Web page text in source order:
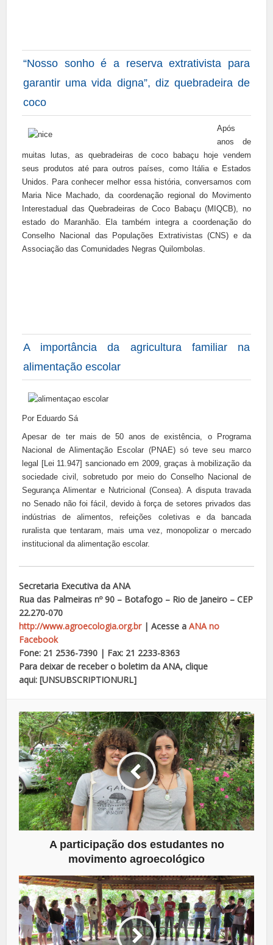
“Nosso sonho é a reserva extrativista para
garantir uma vida digna”, diz quebradeira de
coco
Após
anos de
muitas lutas, as quebradeiras de coco babaçu hoje vendem
seus produtos até para outros países, como Itália e Estados
Unidos. Para conhecer melhor essa história, conversamos com
Maria Nice Machado, da coordenação regional do Movimento
Interestadual das Quebradeiras de Coco Babaçu (MIQCB), no
estado do Maranhão. Ela também integra a coordenação do
Conselho Nacional das Populações Extrativistas (CNS) e da
Associação das Comunidades Negras Quilombolas.
A importância da agricultura familiar na
alimentação escolar
Por Eduardo Sá
Apesar de ter mais de 50 anos de existência, o Programa
Nacional de Alimentação Escolar (PNAE) só teve seu marco
legal [Lei 11.947] sancionado em 2009, graças à mobilização da
sociedade civil, sobretudo por meio do Conselho Nacional de
Segurança Alimentar e Nutricional (Consea). A disputa travada
no Senado não foi fácil, devido à força de setores privados das
indústrias de alimentos, refeições coletivas e da bancada
ruralista que tentaram, mais uma vez, monopolizar o mercado
institucional da alimentação escolar.
Secretaria Executiva da ANA
Rua das Palmeiras nº 90 – Botafogo – Rio de Janeiro – CEP
22.270-070
http://www.agroecologia.org.br| Acesse aANA no
Facebook
Fone: 21 2536-7390 | Fax: 21 2233-8363
Para deixar de receber o boletim da ANA, clique
aqui: [UNSUBSCRIPTIONURL]
A participação dos estudantes no
movimento agroecológico